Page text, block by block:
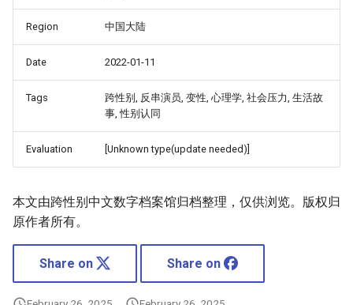
Region 中国大陆
Date 2022-01-11
Tags
跨性别, 反串演员, 变性, 心理学, 社会压力, 生活故
事, 性别认同
Evaluation [Unknown type(update needed)]
本文由跨性别中文数字档案馆归档整理，仅供浏览。版权归
原作者所有。
Share on Share on